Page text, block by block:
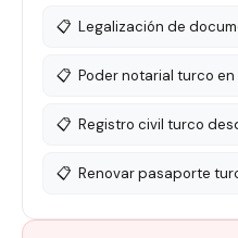
📋 Legalización de
📋 Poder notarial turco
📋 Registro civil turco
📋 Renovar pasaporte